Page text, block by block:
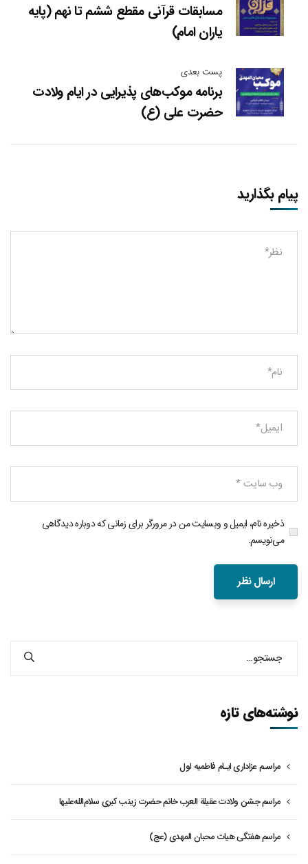
مسابقات قرآنی مقطع ششم تا نهم (پایه
یاران امام)
پست بعدی
برنامه موکب‌های پذیرایی در ایام ولادت
حضرت علی (ع)
پیام بگذارید
ذخیره نام، ایمیل و وبسایت من در مرورگر برای زمانی که دوباره دیدگاهی
می‌نویسم.
نوشته‌های تازه
مراسـم عزاداری ایـام فاطمیه اول
مراسم جشن ولادت عقیلة العرب خانم حضرت زینب کبری سلام‌الله‌علیها
مراسم هفتگی هیات محبان المهدی (عج)